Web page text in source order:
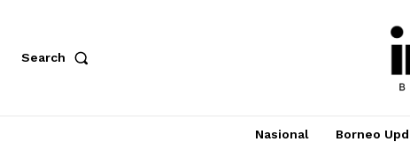
Search
Nasional Borneo